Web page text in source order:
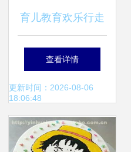
育儿教育欢乐行走
进湖里社区，为家
庭解锁教育新捷径
查看详情
更新时间：2026-08-06
18:06:48